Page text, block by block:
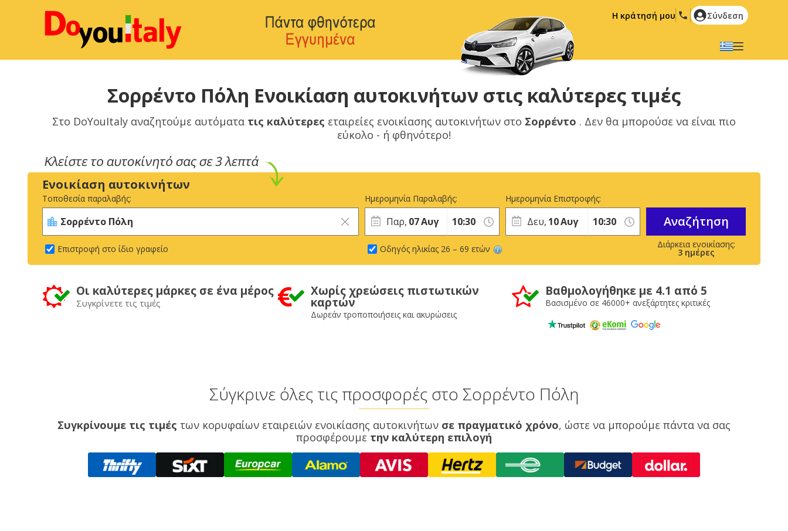
Η κράτησή μου Σύνδεση
Español
Deutsch
Français
Italiano
Nederlands
Русский
Hrvatski
العربية
Σορρέντο Πόλη Ενοικίαση αυτοκινήτων στις καλύτερες τιμές
Στο DoYouItaly αναζητούμε αυτόματα τις καλύτερες εταιρείες ενοικίασης αυτοκινήτων στο Σορρέντο . Δεν θα μπορούσε να είναι πιο
εύκολο - ή φθηνότερο!
Ενοικίαση αυτοκινήτων
Τοποθεσία παραλαβής:
Επιστροφή στο ίδιο γραφείο
Ημερομηνία Παραλαβής:
Παρ, 07Αυγ
3 ημέρες
Ημερομηνία Επιστροφής:
Δευ, 10Αυγ
Οδηγός ηλικίας 26 – 69 ετών
Αναζήτηση
Οι καλύτερες μάρκες σε ένα μέρος
Συγκρίνετε τις τιμές
Χωρίς χρεώσεις πιστωτικών
καρτών
Δωρεάν τροποποιήσεις και ακυρώσεις
Βαθμολογήθηκε με 4.1 από 5
Βασισμένο σε 46000+ ανεξάρτητες κριτικές
Σύγκρινε όλες τις προσφορές στο Σορρέντο Πόλη
Συγκρίνουμε τις τιμές των κορυφαίων εταιρειών ενοικίασης αυτοκινήτων σε πραγματικό χρόνο, ώστε να μπορούμε πάντα να σας
προσφέρουμε την καλύτερη επιλογή